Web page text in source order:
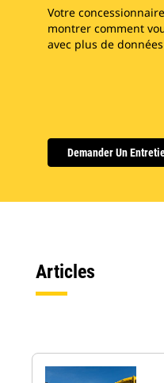
Votre
montrer comment
avec plus de
Demander Un
Articles